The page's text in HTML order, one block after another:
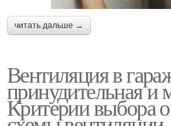
читать дальше →
Вентиляция в
принудительная и
Критерии выбора